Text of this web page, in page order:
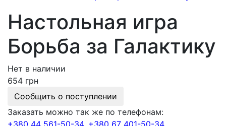
Настольная игра
Борьба за Галактику
Нет в наличии
654 грн
Сообщить о поступлении
Заказать можно так же по телефонам:
+380 44 561-50-34, +380 67 401-50-34